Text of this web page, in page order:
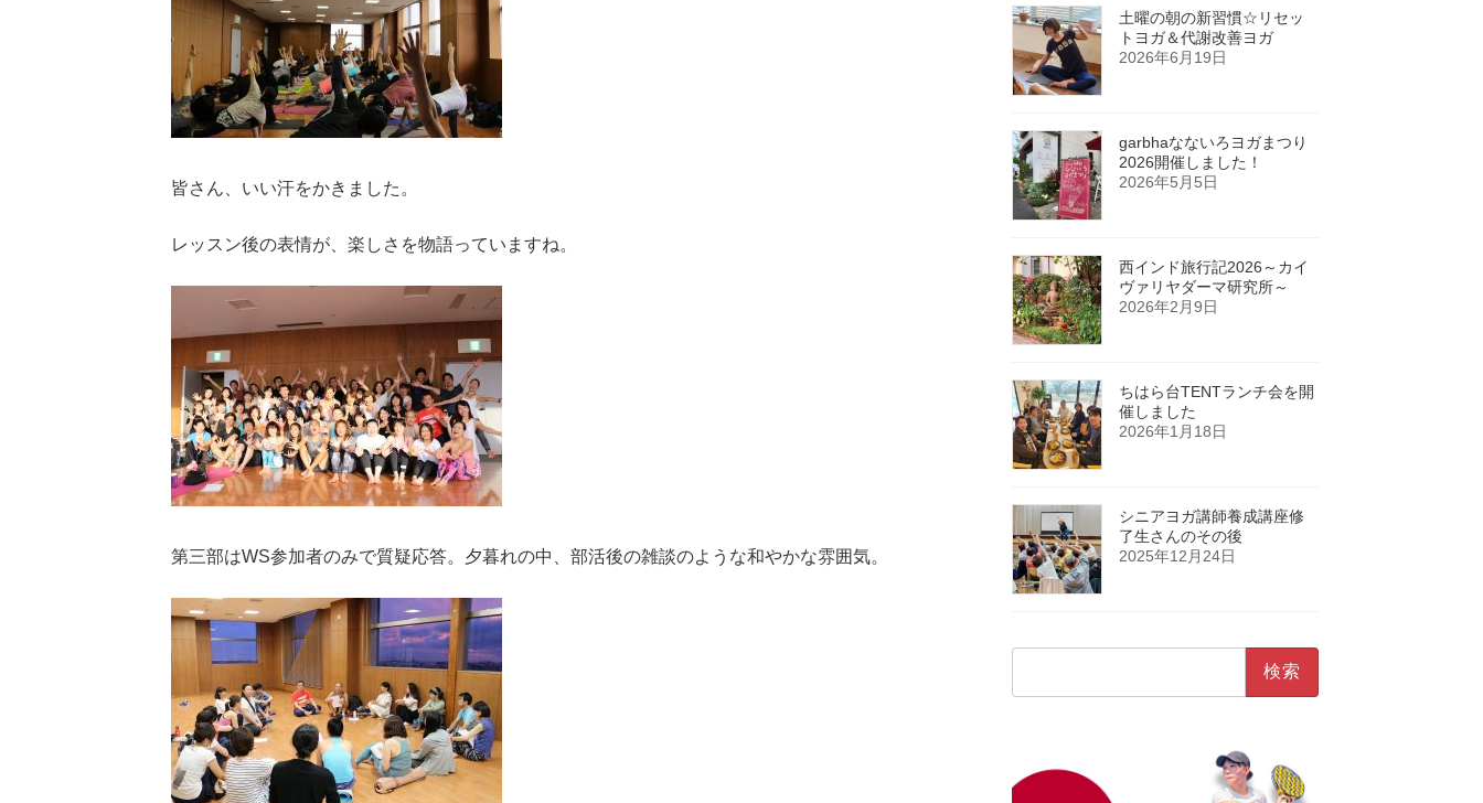
皆さん、いい汗をかきました。
レッスン後の表情が、楽しさを物語っていますね。
第三部はWS参加者のみで質疑応答。夕暮れの中、部活後の雑談のような和やかな雰囲気。
土曜の朝の新習慣☆リセッ
トヨガ＆代謝改善ヨガ
2026年6月19日
garbhaなないろヨガまつり
2026開催しました！
2026年5月5日
西インド旅行記2026～カイ
ヴァリヤダーマ研究所～
2026年2月9日
ちはら台TENTランチ会を開
催しました
2026年1月18日
シニアヨガ講師養成講座修
了生さんのその後
2025年12月24日